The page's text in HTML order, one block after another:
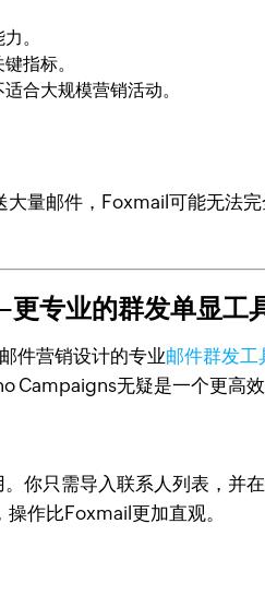
。
指标。
合大规模营销活动。
量邮件，Foxmail可能无法
专业的群发单显工
件营销设计的专业邮件群发工
Campaigns无疑是一个更高效
你只需导入联系人列表，并
作比Foxmail更加直观。